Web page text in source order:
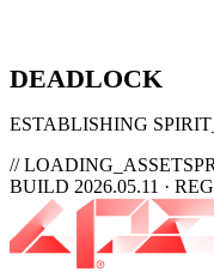
DEADLOCK
ESTABLISHING
// LOADING_ASSETS
BUILD 2026.05.11 ·